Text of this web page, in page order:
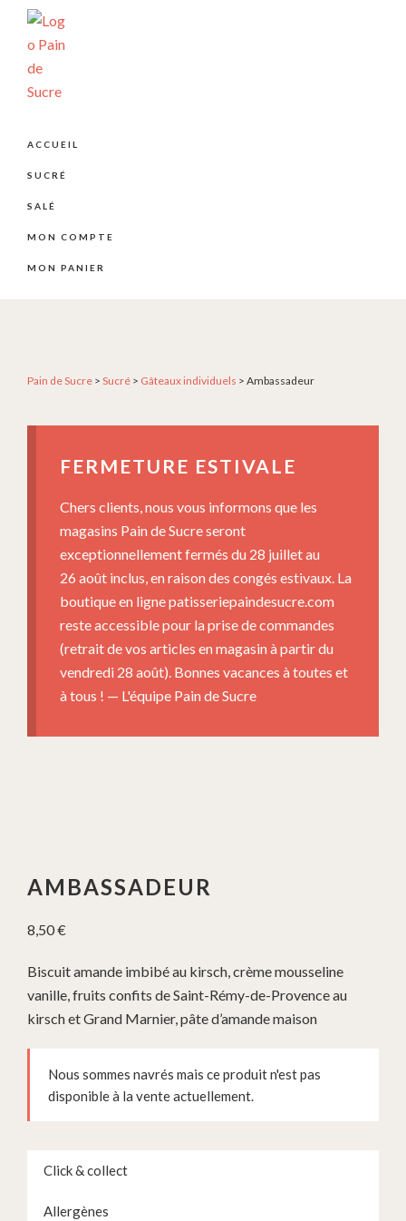
Passer
Passer
Passer
DE
artisanale
depuis
2004
ACCUEIL
SUCRÉ
SALÉ
MON COMPTE
MON PANIER
Pain de Sucre > Sucré > Gâteaux individuels > Ambassadeur
FERMETURE ESTIVALE
Chers clients, nous vous informons que les
magasins Pain de Sucre seront
exceptionnellement fermés du 28 juillet au
26 août inclus, en raison des congés estivaux. La
boutique en ligne patisseriepaindesucre.com
reste accessible pour la prise de commandes
(retrait de vos articles en magasin à partir du
vendredi 28 août). Bonnes vacances à toutes et
à tous ! — L'équipe Pain de Sucre
AMBASSADEUR
8,50€
Biscuit amande imbibé au kirsch, crème mousseline
vanille, fruits confits de Saint-Rémy-de-Provence au
kirsch et Grand Marnier, pâte d’amande maison
Nous sommes navrés mais ce produit n'est pas
disponible à la vente actuellement.
Click & collect
Allergènes